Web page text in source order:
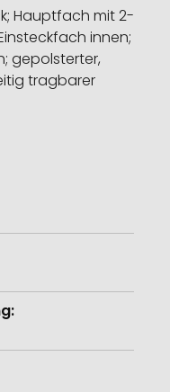
Hauptfach mit 2-
innen;
gepolsterter,
tragbarer